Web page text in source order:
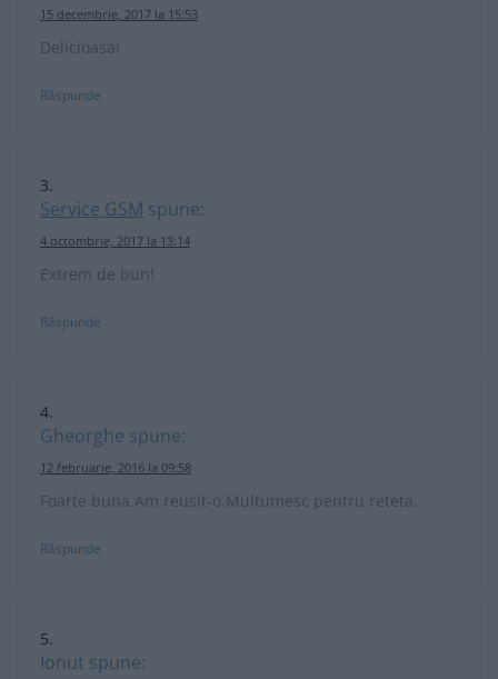
15 decembrie, 2017 la 15:53
Delicioasa!
Răspunde
Service GSM spune:
4 octombrie, 2017 la 13:14
Extrem de bun!
Răspunde
Gheorghe spune:
12 februarie, 2016 la 09:58
Foarte buna.Am reusit-o.Multumesc pentru reteta.
Răspunde
Ionut spune: